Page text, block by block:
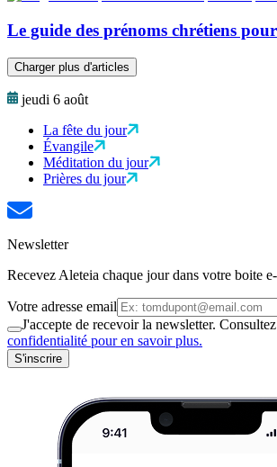
Le guide des prénoms chrétiens
Charger plus d'articles
jeudi 6 août
La fête du jour
Évangile
Méditation du jour
Prières du jour
Newsletter
Recevez Aleteia chaque jour dans votre boite
Votre adresse email
J'accepte de recevoir la newsletter.
confidentialité pour en savoir plus.
S'inscrire